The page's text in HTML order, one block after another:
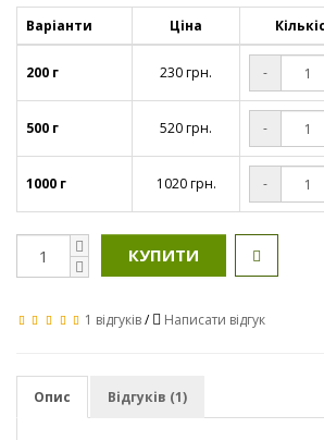
Варіанти Ціна
200 г 230 грн. -
500 г 520 грн. -
1000 г 1020 грн. -
КУПИТИ
1 відгуків/ Написати відгук
Опис Відгуків (1)